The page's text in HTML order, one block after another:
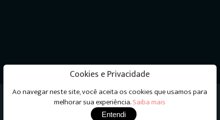
Livraria do Psicanalista © 2026 - Todos os direitos
reservados
Cookies e Privacidade
Ao navegar neste site, você aceita os cookies que usamos para
melhorar sua experiência.Saiba mais
Entendi